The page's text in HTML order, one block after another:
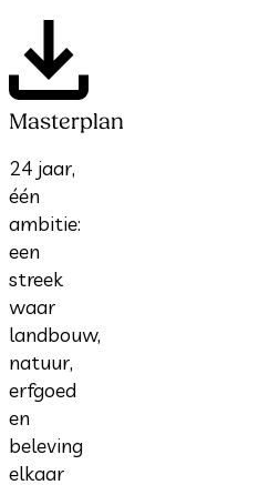
Masterplan
24 jaar,
één
ambitie:
een
streek
waar
landbouw,
natuur,
erfgoed
en
beleving
elkaar